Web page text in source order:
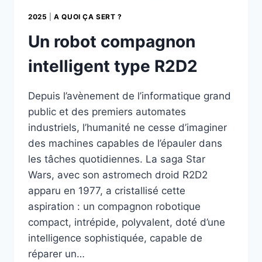
2025 |A QUOI ÇA SERT ?
Un robot compagnon
intelligent type R2D2
Depuis l’avènement de l’informatique grand
public et des premiers automates
industriels, l’humanité ne cesse d’imaginer
des machines capables de l’épauler dans
les tâches quotidiennes. La saga Star
Wars, avec son astromech droid R2D2
apparu en 1977, a cristallisé cette
aspiration : un compagnon robotique
compact, intrépide, polyvalent, doté d’une
intelligence sophistiquée, capable de
réparer un…